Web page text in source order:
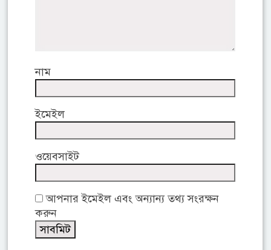
নাম
ইমেইল
ওয়েবসাইট
আপনার ইমেইল এবং অন্যান্য তথ্য সংরক্ষন
করুন